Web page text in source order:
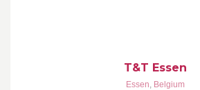
T&T Essen
Essen, Belgium